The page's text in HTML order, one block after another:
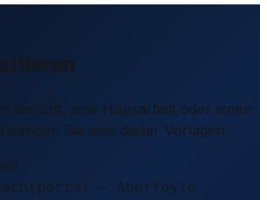
zitieren
Bericht, eine Hausarbeit oder einen
Sie eine dieser Vorlagen.
– Aberfoyle